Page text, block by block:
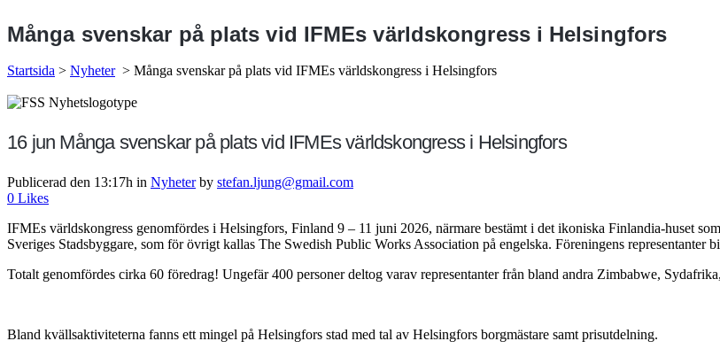
Många svenskar på plats vid IFMEs världskongress i Helsingfors
Startsida > Nyheter > Många svenskar på plats vid IFMEs världskongress i Helsingfors
16 jun Många svenskar på plats vid IFMEs världskongress i Helsingfors
Publicerad den 13:17h in Nyheter by stefan.ljung@gmail.com
0 Likes
IFMEs världskongress genomfördes i Helsingfors, Finland 9 – 11 juni 2026, närmare bestämt i det ikoniska Finlandia-huset
Sveriges Stadsbyggare, som för övrigt kallas The Swedish Public Works Association på engelska. Föreningens representanter
Totalt genomfördes cirka 60 föredrag! Ungefär 400 personer deltog varav representanter från bland andra Zimbabwe,
Bland kvällsaktiviteterna fanns ett mingel på Helsingfors stad med tal av Helsingfors borgmästare samt prisutdelning.